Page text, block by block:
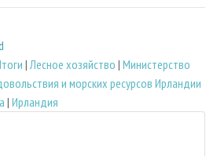
|Лесное хозяйство | Министерство
и морских ресурсов Ирландии
| Ирландия